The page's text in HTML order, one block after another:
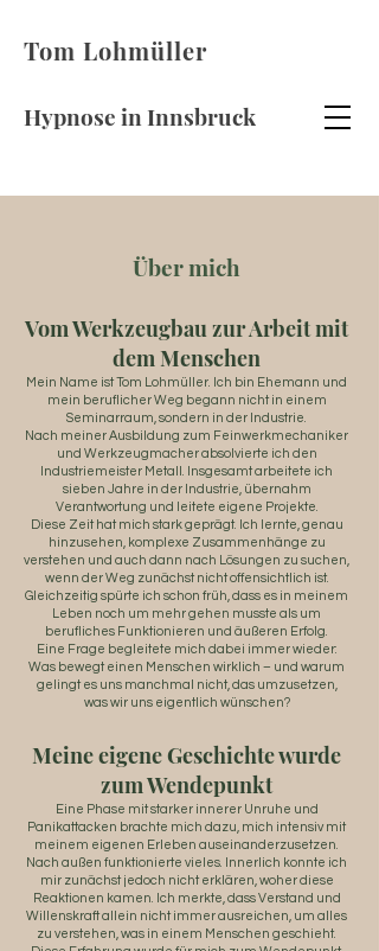
Tom Lohmüller
Hypnose in Innsbruck
Über mich
Vom Werkzeugbau zur Arbeit mit
dem Menschen
Mein Name ist Tom Lohmüller. Ich bin Ehemann und
mein beruflicher Weg begann nicht in einem
Seminarraum, sondern in der Industrie.
Nach meiner Ausbildung zum Feinwerkmechaniker
und Werkzeugmacher absolvierte ich den
Industriemeister Metall. Insgesamt arbeitete ich
sieben Jahre in der Industrie, übernahm
Verantwortung und leitete eigene Projekte.
Diese Zeit hat mich stark geprägt. Ich lernte, genau
hinzusehen, komplexe Zusammenhänge zu
verstehen und auch dann nach Lösungen zu suchen,
wenn der Weg zunächst nicht offensichtlich ist.
Gleichzeitig spürte ich schon früh, dass es in meinem
Leben noch um mehr gehen musste als um
berufliches Funktionieren und äußeren Erfolg.
Eine Frage begleitete mich dabei immer wieder:
Was bewegt einen Menschen wirklich – und warum
gelingt es uns manchmal nicht, das umzusetzen,
was wir uns eigentlich wünschen?
Meine eigene Geschichte wurde
zum Wendepunkt
Eine Phase mit starker innerer Unruhe und
Panikattacken brachte mich dazu, mich intensiv mit
meinem eigenen Erleben auseinanderzusetzen.
Nach außen funktionierte vieles. Innerlich konnte ich
mir zunächst jedoch nicht erklären, woher diese
Reaktionen kamen. Ich merkte, dass Verstand und
Willenskraft allein nicht immer ausreichen, um alles
zu verstehen, was in einem Menschen geschieht.